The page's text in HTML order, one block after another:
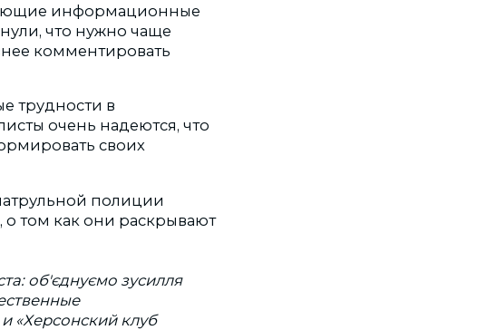
информационные
что нужно чаще
комментировать
трудности в
очень надеются, что
своих
полиции
о том как они раскрывают
об'єднуємо зусилля
и «Херсонский клуб